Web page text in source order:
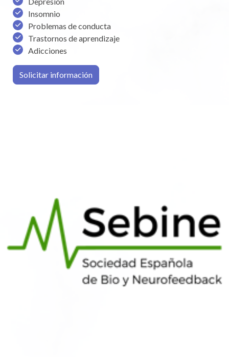
Insomnio
Problemas de conducta
Trastornos de aprendizaje
Adicciones
Solicitar información